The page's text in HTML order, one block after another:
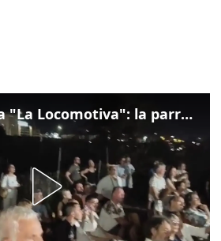
Marghera canta "La Locomotiva": la parrocchia della Cita ricorda Guccini